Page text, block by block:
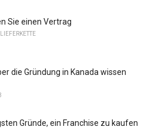
Sie einen Vertrag
die Gründung in Kanada wissen
Gründe, ein Franchise zu kaufen